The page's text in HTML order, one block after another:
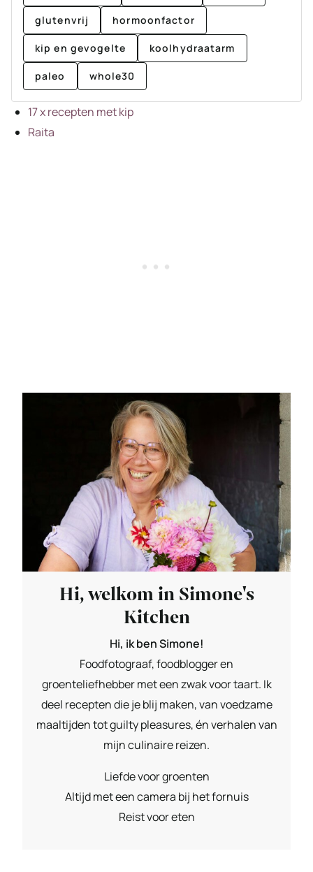
glutenvrij hormoonfactor
kip en gevogelte koolhydraatarm
paleo whole30
17 x recepten met kip
Raita
Hi, welkom in Simone's
Kitchen
Hi, ik ben Simone!
Foodfotograaf, foodblogger en
groenteliefhebber met een zwak voor taart. Ik
deel recepten die je blij maken, van voedzame
maaltijden tot guilty pleasures, én verhalen van
mijn culinaire reizen.
Liefde voor groenten
Altijd met een camera bij het fornuis
Reist voor eten